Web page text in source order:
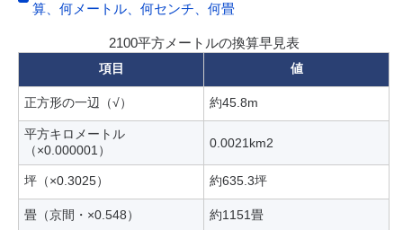
算、何メートル、何センチ、何畳
2100平方メートルの換算早見表
項目 値
正方形の一辺（√） 約45.8m
平方キロメートル
（×0.000001）
0.0021km2
坪（×0.3025） 約635.3坪
畳（京間・×0.548） 約1151畳